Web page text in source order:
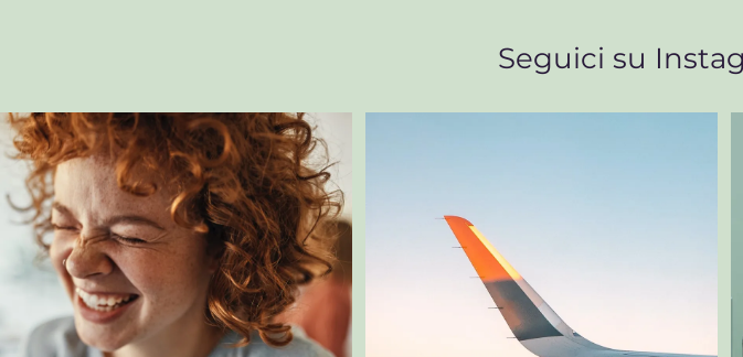
Seguici su